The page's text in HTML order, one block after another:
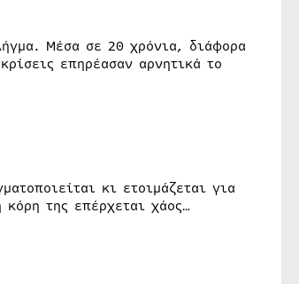
Μέσα σε 20 χρόνια, διάφορα
επηρέασαν αρνητικά το
κι ετοιμάζεται για
της επέρχεται χάος…